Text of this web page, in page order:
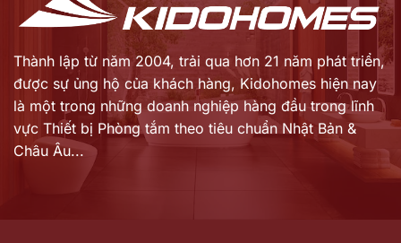
Thành lập từ năm 2004, trải qua hơn 21 năm phát triển,
được sự ủng hộ của khách hàng, Kidohomes hiện nay
là một trong những doanh nghiệp hàng đầu trong lĩnh
vực Thiết bị Phòng tắm theo tiêu chuẩn Nhật Bản &
Châu Âu...